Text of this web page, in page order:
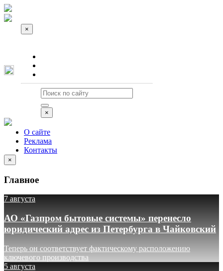
×
×
О сайте
Реклама
Контакты
×
Главное
7 августа
АО «Газпром бытовые системы» перенесло
юридический адрес из Петербурга в Чайковский
Теперь он соответствует фактическому расположению
ключевого производства
5 августа